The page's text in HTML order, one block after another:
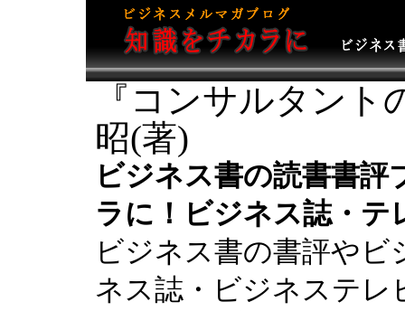
『コンサルタン
昭(著)
ビジネス書の読書書
ラに！ビジネス誌・テ
ビジネス書の書評や
ネス誌・ビジネステ